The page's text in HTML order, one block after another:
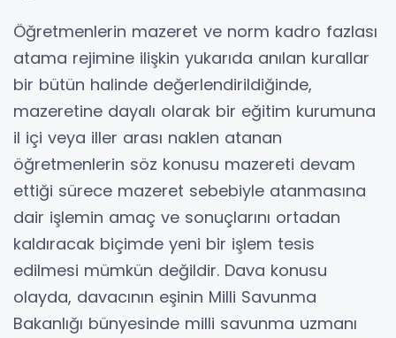
Öğretmenlerin mazeret ve norm kadro fazlası
atama rejimine ilişkin yukarıda anılan kurallar
bir bütün halinde değerlendirildiğinde,
mazeretine dayalı olarak bir eğitim kurumuna
il içi veya iller arası naklen atanan
öğretmenlerin söz konusu mazereti devam
ettiği sürece mazeret sebebiyle atanmasına
dair işlemin amaç ve sonuçlarını ortadan
kaldıracak biçimde yeni bir işlem tesis
edilmesi mümkün değildir. Dava konusu
olayda, davacının eşinin Milli Savunma
Bakanlığı bünyesinde milli savunma uzmanı